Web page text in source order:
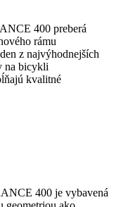
400 preberá
rámu
z najvýhodnejších
na bicykli
kvalitné
400 je vybavená